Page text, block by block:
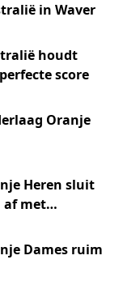
in Waver
houdt
score
Oranje
Heren sluit
af met
Dames ruim